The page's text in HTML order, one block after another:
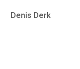
Denis Derk